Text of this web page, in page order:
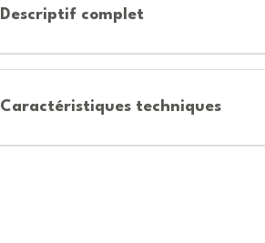
Descriptif complet
Caractéristiques techniques